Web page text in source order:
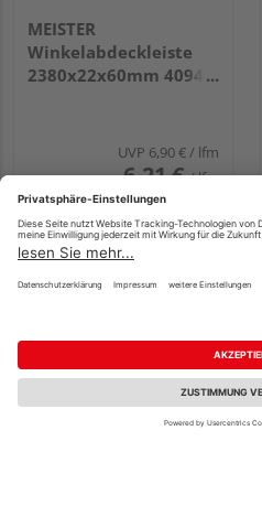
MEISTER
Winkelabdeckleiste
2380x22x60mm 4094
UVP 6,90 €/ lfm
6,21 € / lfm